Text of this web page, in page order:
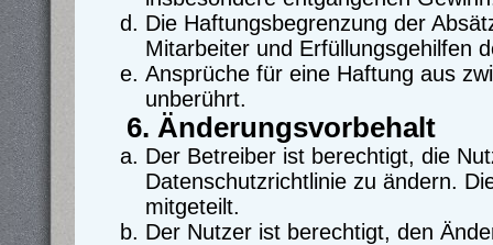
Die Haftungsbegrenzung der
Mitarbeiter und Erfüllungsgehilfen
Ansprüche für eine Haftung aus
unberührt.
6. Änderungsvorbehalt
Der Betreiber ist berechtigt, die
Datenschutzrichtlinie zu ändern.
mitgeteilt.
Der Nutzer ist berechtigt, den